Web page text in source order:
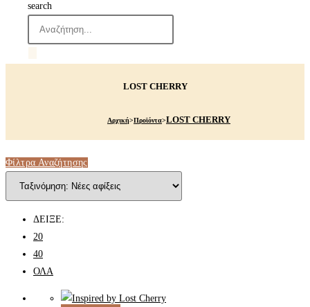
search
LOST CHERRY
Αρχική>Προϊόντα>LOST CHERRY
Φίλτρα Αναζήτησης
ΔΕΙΞΕ:
20
40
ΟΛΑ